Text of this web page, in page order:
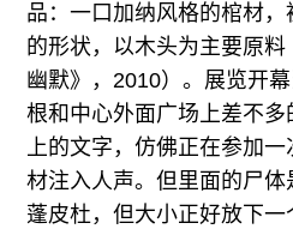
品：一口加纳风格的棺材
的形状，以木头为主要原
幽默》，2010）。展览开
根和中心外面广场上差不
上的文字，仿佛正在参加
材注入人声。但里面的尸
蓬皮杜，但大小正好放下